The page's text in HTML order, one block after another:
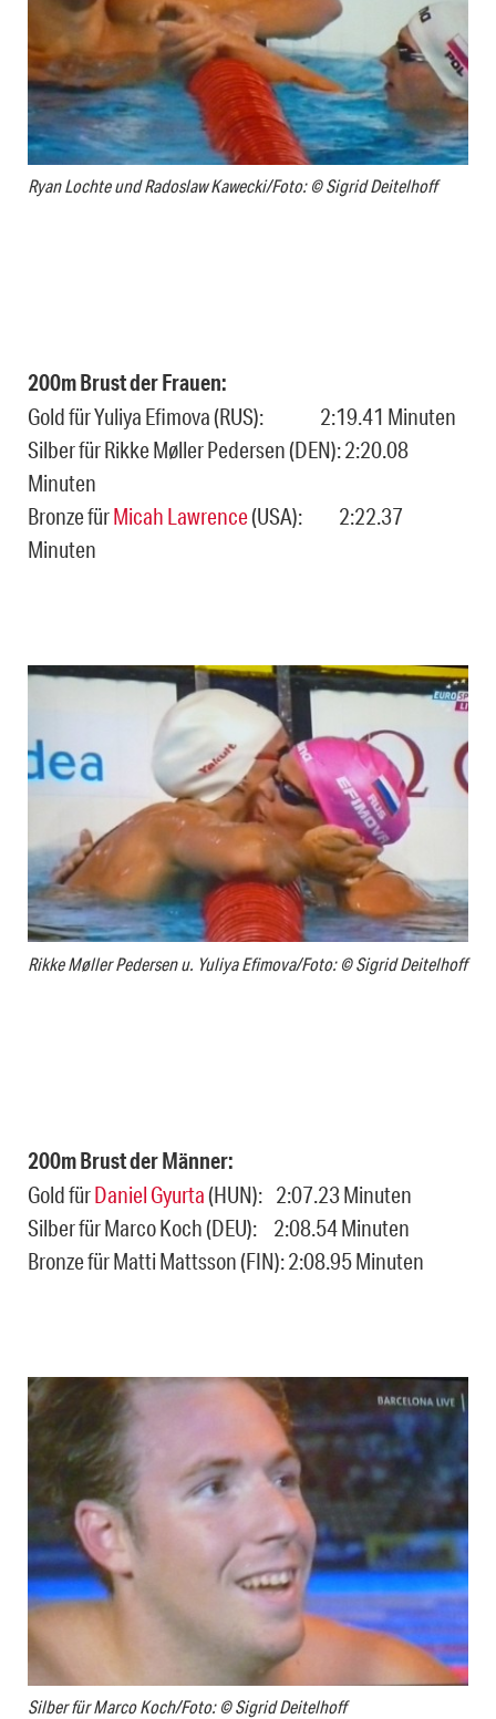
Ryan Lochte und Radoslaw Kawecki/Foto: © Sigrid Deitelhoff
200m Brust der Frauen:
Gold für Yuliya Efimova (RUS): 2:19.41 Minuten
Silber für Rikke Møller Pedersen (DEN): 2:20.08
Minuten
Bronze fürMicah Lawrence(USA): 2:22.37
Minuten
Rikke Møller Pedersen u. Yuliya Efimova/Foto: © Sigrid Deitelhoff
200m Brust der Männer:
Gold fürDaniel Gyurta(HUN): 2:07.23 Minuten
Silber für Marco Koch (DEU): 2:08.54 Minuten
Bronze für Matti Mattsson (FIN): 2:08.95 Minuten
Silber für Marco Koch/Foto: © Sigrid Deitelhoff